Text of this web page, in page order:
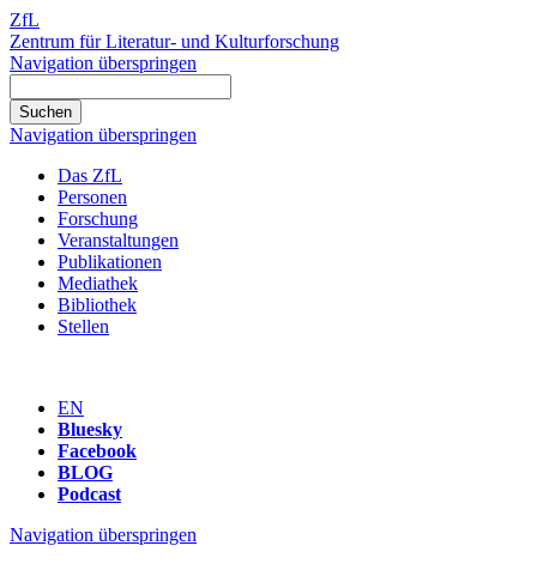
ZfL
Zentrum für Literatur- und Kulturforschung
Navigation überspringen
Navigation überspringen
Das ZfL
Personen
Forschung
Veranstaltungen
Publikationen
Mediathek
Bibliothek
Stellen
EN
Bluesky
Facebook
BLOG
Podcast
Navigation überspringen